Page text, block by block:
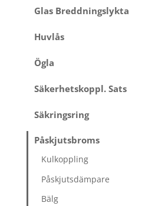
Glas Breddningslykta
Huvlås
Ögla
Säkerhetskoppl. Sats
Säkringsring
Påskjutsbroms
Kulkoppling
Påskjutsdämpare
Bälg